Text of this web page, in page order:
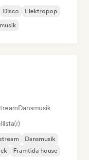
Disco
Elektropop
Dansmusik
Dansmusik
Framtida house